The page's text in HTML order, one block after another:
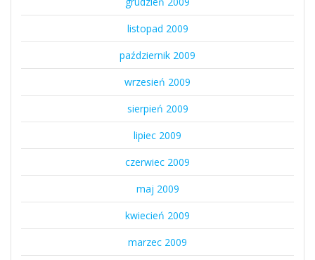
listopad 2009
październik 2009
wrzesień 2009
sierpień 2009
lipiec 2009
czerwiec 2009
maj 2009
kwiecień 2009
marzec 2009